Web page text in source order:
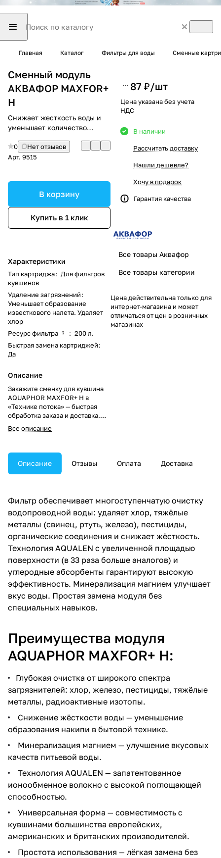
Главная Каталог Фильтры для воды Сменные
Сменный модуль
АКВАФОР MAXFOR+
H
Снижает жесткость воды и
уменьшает количество
воде
0
Нет отзывов
Арт. 9515
В корзину
Купить в 1 клик
Характеристики
Тип картриджа: Для фильтров
кувшинов
Удаление загрязнений:
Уменьшает образование
известкового налета. Удаляет
хлор
Ресурс фильтра ? : 200 л.
Быстрая замена картриджей:
Да
Описание
Закажите сменку для кувшина
AQUAPHOR MAXFOR+ H в
«Технике потока» — быстрая
обработка заказа и доставка.
Телефоны: +(373) 779 14111, 68
510902.
Все описание
87 ₽/шт
Цена указана без учета
НДС
В наличии
Рассчитать доставку
Нашли дешевле?
Хочу в подарок
Гарантия качества
Все товары Аквафор
Все товары категории
Цена действительна только для
интернет-магазина и может
отличаться от цен в розничных
магазинах
Описание Отзывы Оплата Доставка
Фильтр обеспечивает многоступенчатую очистку
водопроводной воды: удаляет хлор, тяжёлые
металлы (свинец, ртуть, железо), пестициды,
органические соединения и снижает жёсткость.
Технология AQUALEN с увеличенной площадью
поверхности (в 33 раза больше аналогов) и
углеродные абсорбенты гарантируют высокую
эффективность. Минерализация магнием улучшает
вкус воды. Простая замена модуля без
специальных навыков.
Преимущества модуля
AQUAPHOR MAXFOR+ H:
Глубокая очистка от широкого спектра
загрязнителей: хлор, железо, пестициды, тяжёлые
металлы, радиоактивные изотопы.
Снижение жёсткости воды — уменьшение
образования накипи в бытовой технике.
Минерализация магнием — улучшение вкусовых
качеств питьевой воды.
Технология AQUALEN — запатентованное
ионообменное волокно с высокой поглощающей
способностью.
Универсальная форма — совместимость с
кувшинами большинства европейских,
американских и британских производителей.
Простота использования — лёгкая замена без